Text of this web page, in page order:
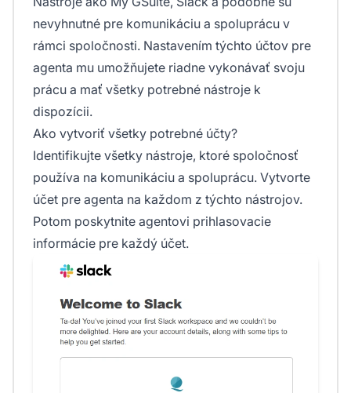
nevyhnutné pre komunikáciu a spoluprácu v
rámci spoločnosti. Nastavením týchto účtov pre
agenta mu umožňujete riadne vykonávať svoju
prácu a mať všetky potrebné nástroje k
dispozícii.
Ako vytvoriť všetky potrebné účty?
Identifikujte všetky nástroje, ktoré spoločnosť
používa na komunikáciu a spoluprácu. Vytvorte
účet pre agenta na každom z týchto nástrojov.
Potom poskytnite agentovi prihlasovacie
informácie pre každý účet.